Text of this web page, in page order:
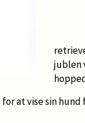
jublen
at vise sin